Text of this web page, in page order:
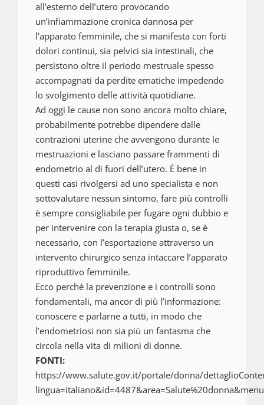
all’esterno dell’utero provocando
un’infiammazione cronica dannosa per
l’apparato femminile, che si manifesta con forti
dolori continui, sia pelvici sia intestinali, che
persistono oltre il periodo mestruale spesso
accompagnati da perdite ematiche impedendo
lo svolgimento delle attività quotidiane.
Ad oggi le cause non sono ancora molto chiare,
probabilmente potrebbe dipendere dalle
contrazioni uterine che avvengono durante le
mestruazioni e lasciano passare frammenti di
endometrio al di fuori dell’utero. È bene in
questi casi rivolgersi ad uno specialista e non
sottovalutare nessun sintomo, fare più controlli
è sempre consigliabile per fugare ogni dubbio e
per intervenire con la terapia giusta o, se è
necessario, con l’esportazione attraverso un
intervento chirurgico senza intaccare l’apparato
riproduttivo femminile.
Ecco perché la prevenzione e i controlli sono
fondamentali, ma ancor di più l’informazione:
conoscere e parlarne a tutti, in modo che
l’endometriosi non sia più un fantasma che
circola nella vita di milioni di donne.
FONTI:
https://www.salute.gov.it/portale/donna/